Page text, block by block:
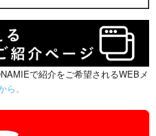
で紹介をご希望されるWEBメ
。